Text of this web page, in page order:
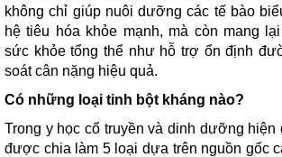
không chỉ giúp nuôi dưỡng các tế bào
hệ tiêu hóa khỏe mạnh, mà còn mang
sức khỏe tổng thể như hỗ trợ ổn định
soát cân nặng hiệu quả.
Có những loại tinh bột kháng nào?
Trong y học cổ truyền và dinh dưỡng hiện
được chia làm 5 loại dựa trên nguồn gốc